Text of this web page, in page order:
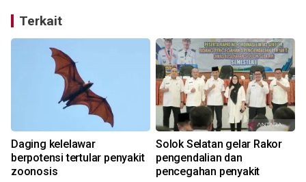
Terkait
Daging kelelawar
berpotensi tertular penyakit
zoonosis
Solok Selatan gelar Rakor
pengendalian dan
pencegahan penyakit